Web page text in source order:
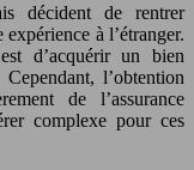
décident de rentrer
à l’étranger.
d’acquérir un bien
l’obtention
de l’assurance
complexe pour ces